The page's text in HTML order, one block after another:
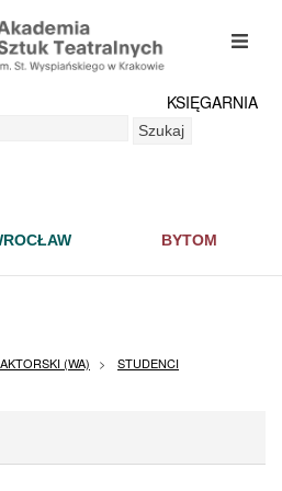
KSIĘGARNIA
Szukaj
BYTOM
(WA) STUDENCI